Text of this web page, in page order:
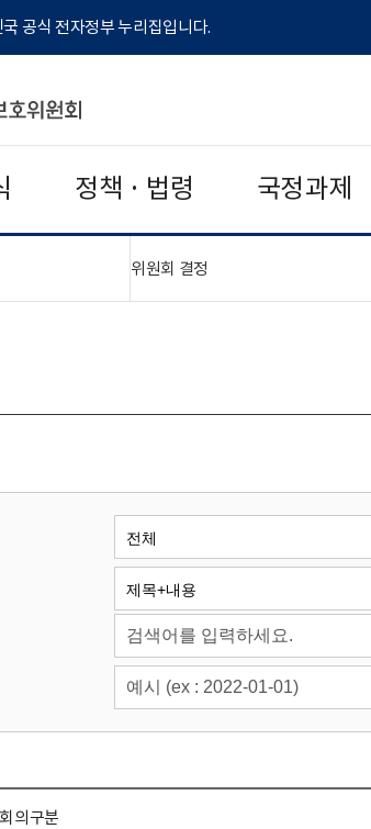
공식 전자정부 누리집입니다.
정책 · 법령 국정과제
위원회 결정
회의구분